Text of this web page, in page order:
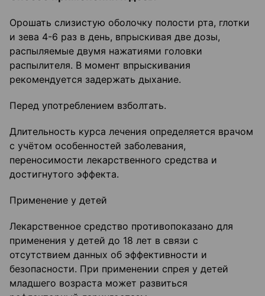
Орошать слизистую оболочку полости рта, глотки
и зева 4-6 раз в день, впрыскивая две дозы,
распыляемые двумя нажатиями головки
распылителя. В момент впрыскивания
рекомендуется задержать дыхание.
Перед употреблением взболтать.
Длительность курса лечения определяется врачом
с учётом особенностей заболевания,
переносимости лекарственного средства и
достигнутого эффекта.
Применение у детей
Лекарственное средство противопоказано для
применения у детей до 18 лет в связи с
отсутствием данных об эффективности и
безопасности. При применении спрея у детей
младшего возраста может развиться